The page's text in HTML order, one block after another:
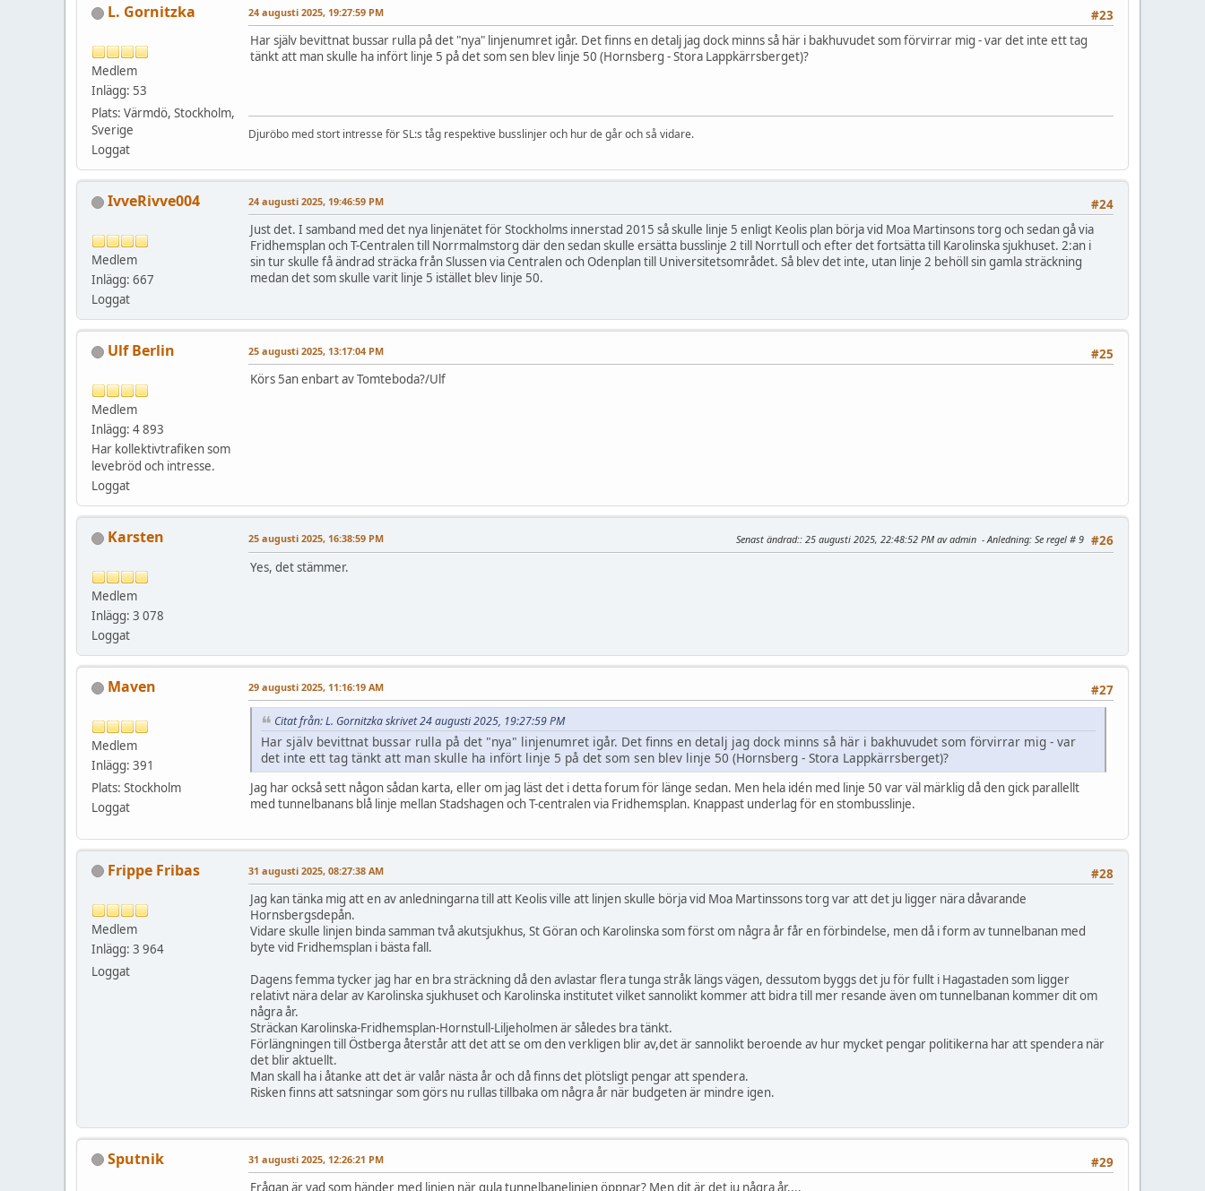
L. Gornitzka
Medlem
Inlägg: 53
Plats: Värmdö, Stockholm,
Sverige
Loggat
#23
24 augusti 2025, 19:27:59 PM
Har själv bevittnat bussar rulla på det "nya" linjenumret igår. Det finns en detalj jag dock minns så här i bakhuvudet som förvirrar mig - var det inte ett tag
tänkt att man skulle ha infört linje 5 på det som sen blev linje 50 (Hornsberg - Stora Lappkärrsberget)?
Djuröbo med stort intresse för SL:s tåg respektive busslinjer och hur de går och så vidare.
IvveRivve004
Medlem
Inlägg: 667
Loggat
#24
24 augusti 2025, 19:46:59 PM
Just det. I samband med det nya linjenätet för Stockholms innerstad 2015 så skulle linje 5 enligt Keolis plan börja vid Moa Martinsons torg och sedan gå via
Fridhemsplan och T-Centralen till Norrmalmstorg där den sedan skulle ersätta busslinje 2 till Norrtull och efter det fortsätta till Karolinska sjukhuset. 2:an i
sin tur skulle få ändrad sträcka från Slussen via Centralen och Odenplan till Universitetsområdet. Så blev det inte, utan linje 2 behöll sin gamla sträckning
medan det som skulle varit linje 5 istället blev linje 50.
Ulf Berlin
Medlem
Inlägg: 4 893
Har kollektivtrafiken som
levebröd och intresse.
Loggat
#25
25 augusti 2025, 13:17:04 PM
Körs 5an enbart av Tomteboda?/Ulf
Karsten
Medlem
Inlägg: 3 078
Loggat
#26
25 augusti 2025, 16:38:59 PM Senast ändrad:: 25 augusti 2025, 22:48:52 PM av admin Anledning: Se regel # 9
Yes, det stämmer.
Maven
Medlem
Inlägg: 391
Plats: Stockholm
Loggat
#27
29 augusti 2025, 11:16:19 AM
Citat från: L. Gornitzka skrivet 24 augusti 2025, 19:27:59 PM
Har själv bevittnat bussar rulla på det "nya" linjenumret igår. Det finns en detalj jag dock minns så här i bakhuvudet som förvirrar mig - var
det inte ett tag tänkt att man skulle ha infört linje 5 på det som sen blev linje 50 (Hornsberg - Stora Lappkärrsberget)?
Jag har också sett någon sådan karta, eller om jag läst det i detta forum för länge sedan. Men hela idén med linje 50 var väl märklig då den gick parallellt
med tunnelbanans blå linje mellan Stadshagen och T-centralen via Fridhemsplan. Knappast underlag för en stombusslinje.
Frippe Fribas
Medlem
Inlägg: 3 964
Loggat
#28
31 augusti 2025, 08:27:38 AM
Jag kan tänka mig att en av anledningarna till att Keolis ville att linjen skulle börja vid Moa Martinssons torg var att det ju ligger nära dåvarande
Hornsbergsdepån.
Vidare skulle linjen binda samman två akutsjukhus, St Göran och Karolinska som först om några år får en förbindelse, men då i form av tunnelbanan med
byte vid Fridhemsplan i bästa fall.
Dagens femma tycker jag har en bra sträckning då den avlastar flera tunga stråk längs vägen, dessutom byggs det ju för fullt i Hagastaden som ligger
relativt nära delar av Karolinska sjukhuset och Karolinska institutet vilket sannolikt kommer att bidra till mer resande även om tunnelbanan kommer dit om
några år.
Sträckan Karolinska-Fridhemsplan-Hornstull-Liljeholmen är således bra tänkt.
Förlängningen till Östberga återstår att det att se om den verkligen blir av,det är sannolikt beroende av hur mycket pengar politikerna har att spendera när
det blir aktuellt.
Man skall ha i åtanke att det är valår nästa år och då finns det plötsligt pengar att spendera.
Risken finns att satsningar som görs nu rullas tillbaka om några år när budgeten är mindre igen.
Sputnik #29
31 augusti 2025, 12:26:21 PM
Frågan är vad som händer med linjen när gula tunnelbanelinjen öppnar? Men dit är det ju några år....